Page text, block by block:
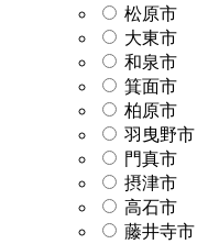
松原市
大東市
和泉市
箕面市
柏原市
羽曳野市
門真市
摂津市
高石市
藤井寺市